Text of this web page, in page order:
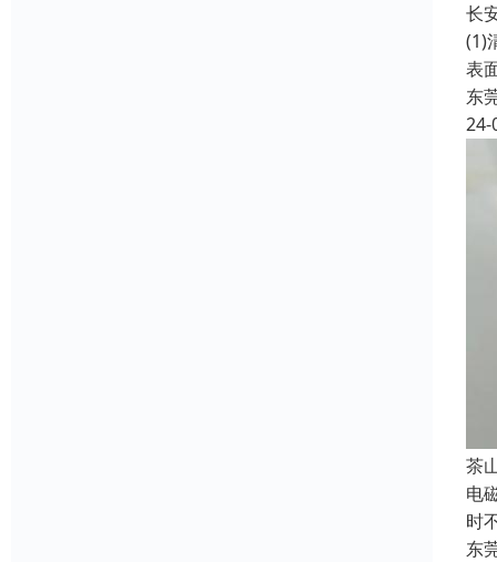
长
(1)
表
东
24-
茶
电
时
东